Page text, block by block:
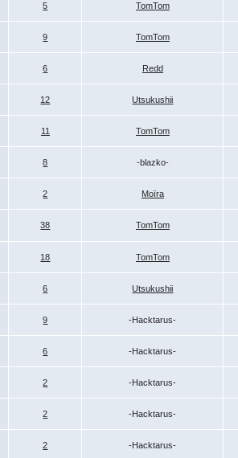
5 TomTom
9 TomTom
6 Redd
12 Utsukushii
11 TomTom
8 -blazko-
2 Moïra
38 TomTom
18 TomTom
6 Utsukushii
9 -Hacktarus-
6 -Hacktarus-
2 -Hacktarus-
2 -Hacktarus-
2 -Hacktarus-